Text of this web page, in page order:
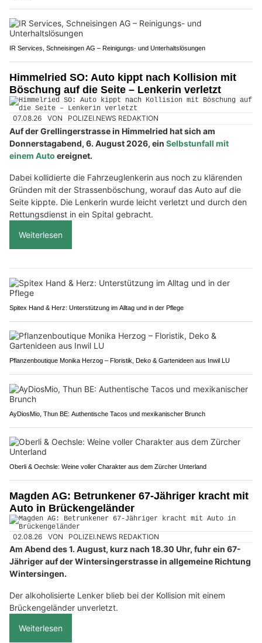
IR Services, Schneisingen AG – Reinigungs- und Unterhaltslösungen
Himmelried SO: Auto kippt nach Kollision mit
Böschung auf die Seite – Lenkerin verletzt
07.08.26 VON POLIZEI.NEWS REDAKTION
Auf der Grellingerstrasse in Himmelried hat sich am
Donnerstagabend, 6. August 2026, ein Selbstunfall mit
einem Auto ereignet.
Dabei kollidierte die Fahrzeuglenkerin aus noch zu klärenden
Gründen mit der Strassenböschung, worauf das Auto auf die
Seite kippte. Die Lenkerin wurde leicht verletzt und durch den
Rettungsdienst in ein Spital gebracht.
Weiterlesen
Spitex Hand & Herz: Unterstützung im Alltag und in der Pflege
Pflanzenboutique Monika Herzog – Floristik, Deko & Gartenideen aus Inwil LU
AyDiosMio, Thun BE: Authentische Tacos und mexikanischer Brunch
Oberli & Oechsle: Weine voller Charakter aus dem Zürcher Unterland
Magden AG: Betrunkener 67-Jähriger kracht mit
Auto in Brückengeländer
02.08.26 VON POLIZEI.NEWS REDAKTION
Am Abend des 1. August, kurz nach 18.30 Uhr, fuhr ein 67-
Jähriger auf der Wintersingerstrasse in allgemeine Richtung
Wintersingen.
Der alkoholisierte Lenker blieb bei der Kollision mit einem
Brückengeländer unverletzt.
Weiterlesen